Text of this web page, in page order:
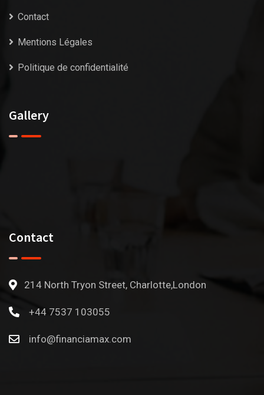
Contact
Mentions Légales
Politique de confidentialité
Gallery
Contact
214 North Tryon Street, Charlotte,London
+44 7537 103055
info@financiamax.com